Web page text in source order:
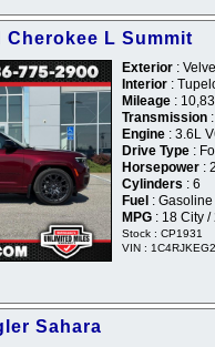
Cherokee L Summit
Exterior :
Interior :
Mileage :
Transmission
Engine : 3.6L
Drive Type :
Horsepower :
Cylinders : 6
Fuel : Gasoline
MPG : 18 City /
Stock : CP1931
VIN :
Sahara